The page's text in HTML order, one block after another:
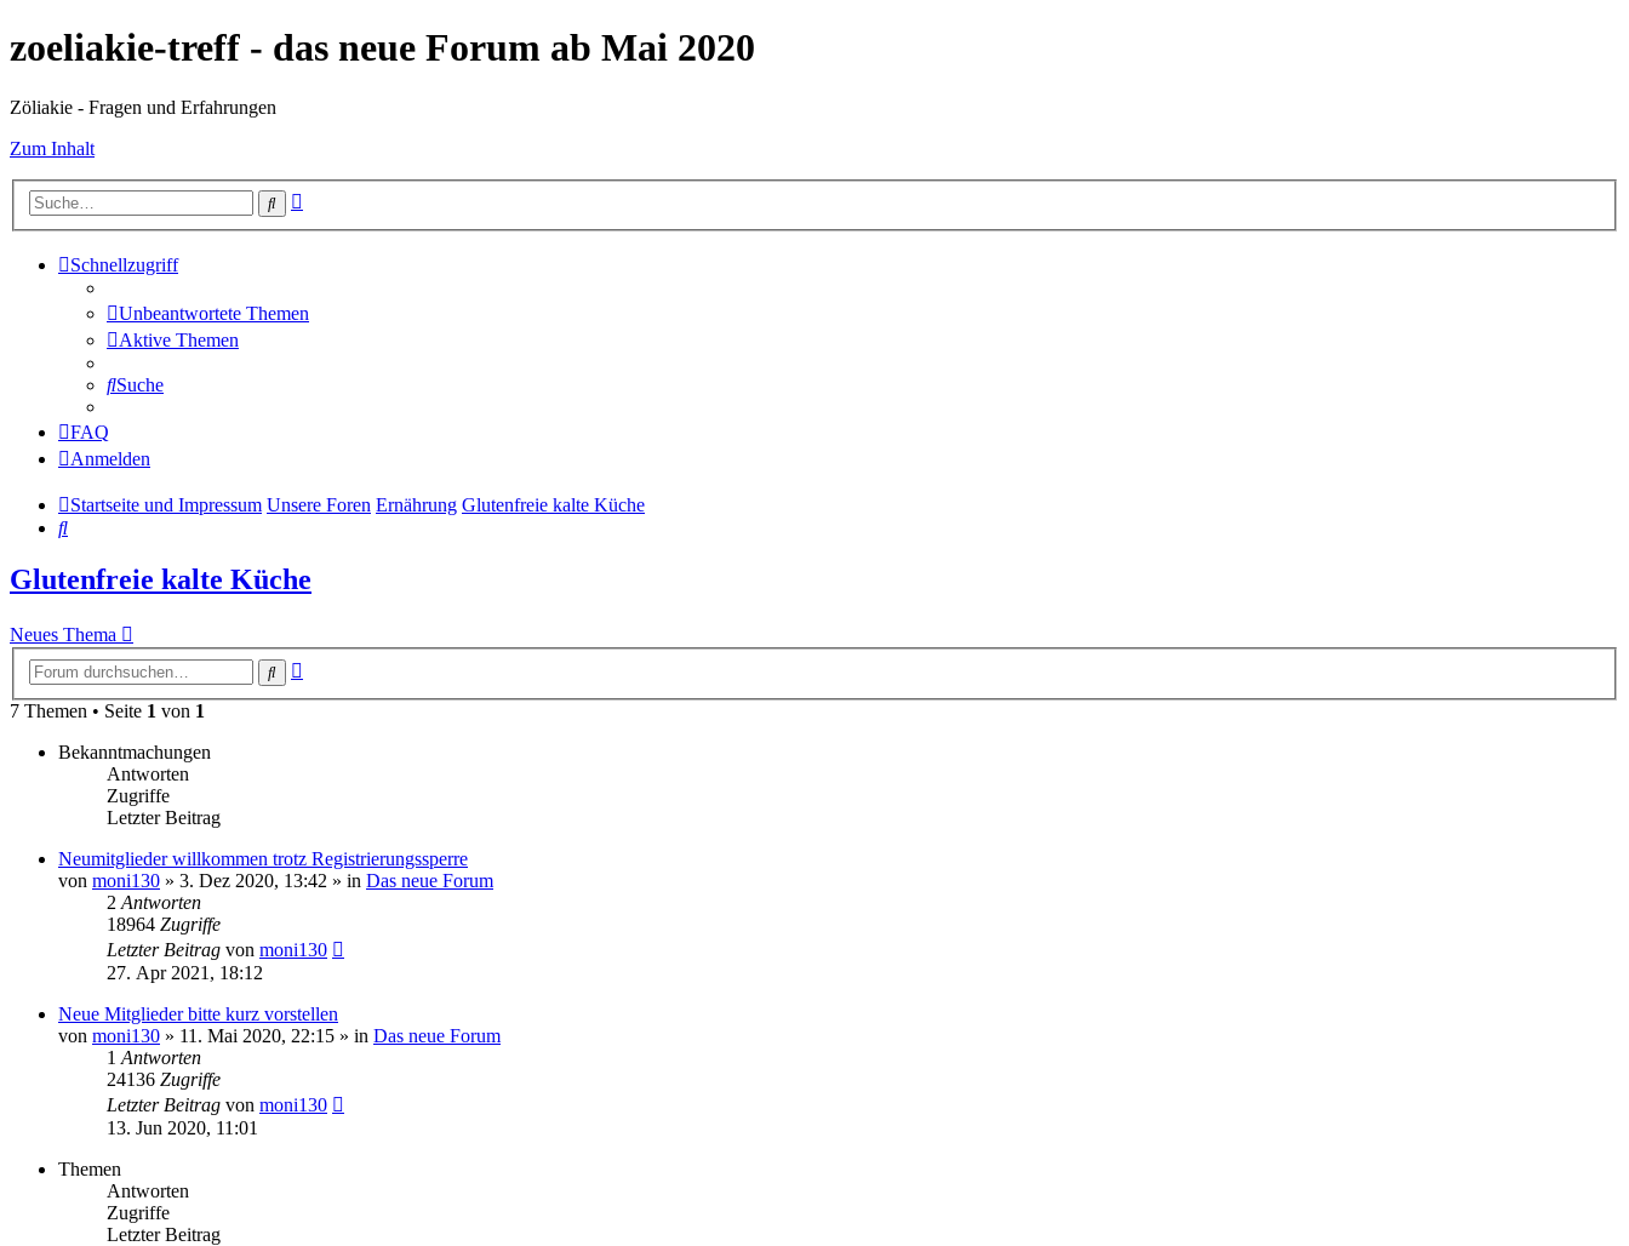
zoeliakie-treff - das neue Forum ab Mai 2020
Zöliakie - Fragen und Erfahrungen
Zum Inhalt
Suche
Schnellzugriff
Unbeantwortete Themen
Aktive Themen
Suche
FAQ
Anmelden
Startseite und Impressum Unsere Foren Ernährung Glutenfreie kalte Küche
Suche
Glutenfreie kalte Küche
Neues Thema
Suche
7 Themen • Seite 1 von 1
Bekanntmachungen
Antworten
Zugriffe
Letzter Beitrag
Neumitglieder willkommen trotz Registrierungssperre
von moni130 » 3. Dez 2020, 13:42 » in Das neue Forum
2 Antworten
18964 Zugriffe
Letzter Beitrag von moni130
27. Apr 2021, 18:12
Neue Mitglieder bitte kurz vorstellen
von moni130 » 11. Mai 2020, 22:15 » in Das neue Forum
1 Antworten
24136 Zugriffe
Letzter Beitrag von moni130
13. Jun 2020, 11:01
Themen
Antworten
Zugriffe
Letzter Beitrag